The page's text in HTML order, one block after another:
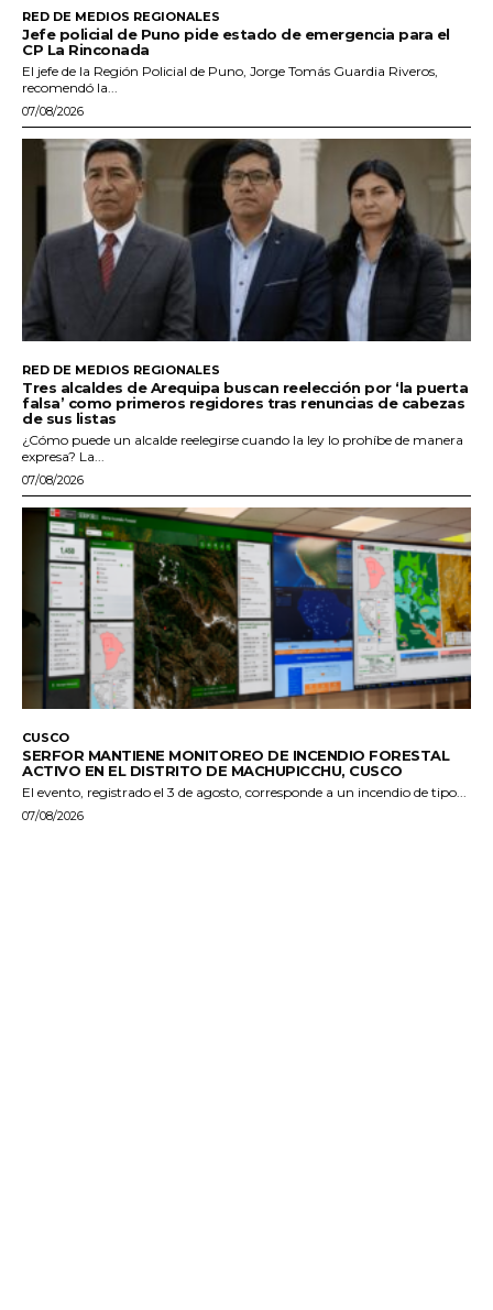
RED DE MEDIOS REGIONALES
Jefe policial de Puno pide estado de emergencia para el
CP La Rinconada
El jefe de la Región Policial de Puno, Jorge Tomás Guardia Riveros,
recomendó la...
07/08/2026
RED DE MEDIOS REGIONALES
Tres alcaldes de Arequipa buscan reelección por ‘la puerta
falsa’ como primeros regidores tras renuncias de cabezas
de sus listas
¿Cómo puede un alcalde reelegirse cuando la ley lo prohíbe de manera
expresa? La...
07/08/2026
CUSCO
SERFOR MANTIENE MONITOREO DE INCENDIO FORESTAL
ACTIVO EN EL DISTRITO DE MACHUPICCHU, CUSCO
El evento, registrado el 3 de agosto, corresponde a un incendio de tipo...
07/08/2026